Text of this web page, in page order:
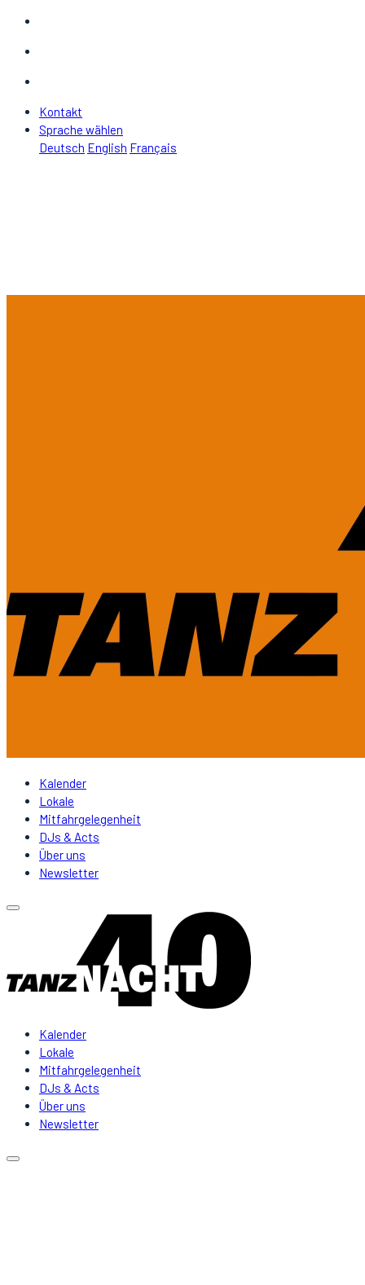
Kontakt
Sprache wählen
Deutsch English Français
Kalender
Lokale
Mitfahrgelegenheit
DJs & Acts
Über uns
Newsletter
Kalender
Lokale
Mitfahrgelegenheit
DJs & Acts
Über uns
Newsletter